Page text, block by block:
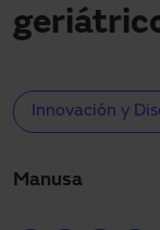
Innovación y
Manusa